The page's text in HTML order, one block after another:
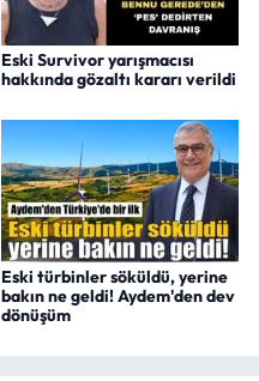
Eski Survivor yarışmacısı
hakkında gözaltı kararı verildi
Eski türbinler söküldü, yerine
bakın ne geldi! Aydem'den dev
dönüşüm